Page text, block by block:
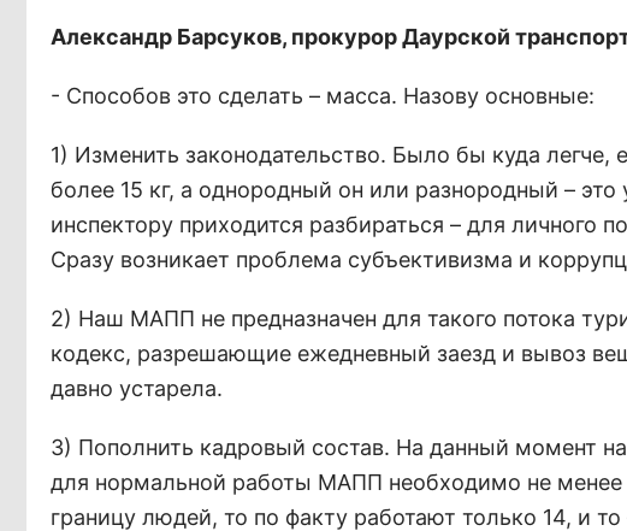
Александр Барсуков, прокурор Даурской
- Способов это сделать – масса. Назову основные:
1) Изменить законодательство. Было бы куда
более 15 кг, а однородный он или разнородный –
инспектору приходится разбираться – для личного
Сразу возникает проблема субъективизма и
2) Наш МАПП не предназначен для такого потока
кодекс, разрешающие ежедневный заезд и вывоз
давно устарела.
3) Пополнить кадровый состав. На данный момент
для нормальной работы МАПП необходимо не
границу людей, то по факту работают только 14, и